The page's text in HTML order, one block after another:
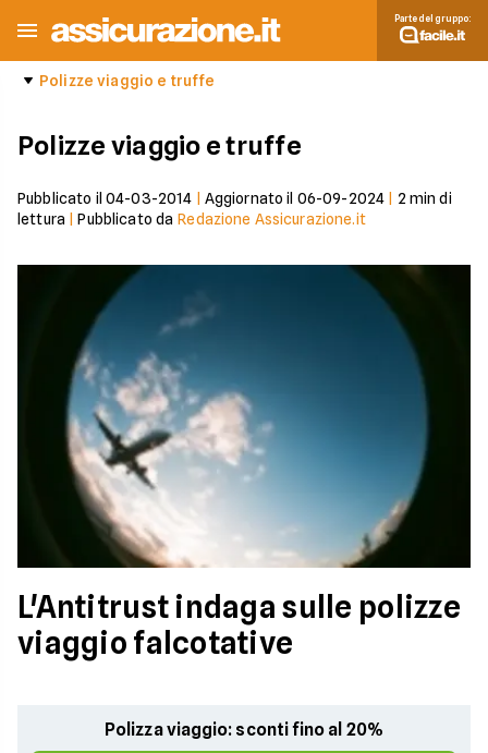
Parte del gruppo:
Polizze viaggio e truffe
Polizze viaggio e truffe
Pubblicato il 04-03-2014 Aggiornato il 06-09-2024 2 min di
lettura |Pubblicato da Redazione Assicurazione.it
L'Antitrust indaga sulle polizze
viaggio falcotative
Polizza viaggio: sconti fino al 20%